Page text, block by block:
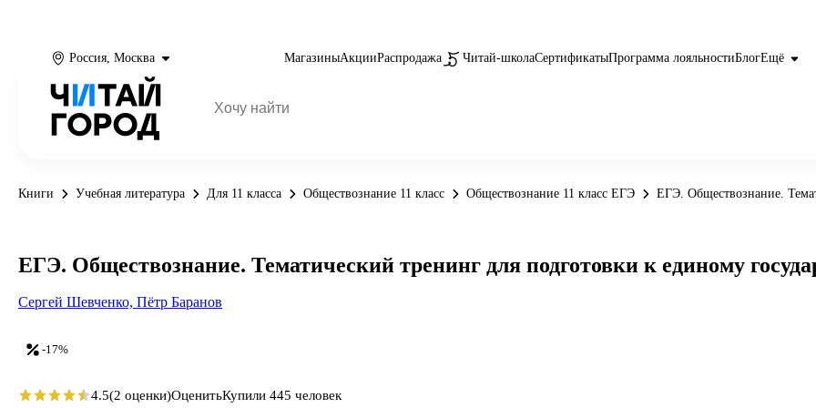
Россия, Москва МагазиныАкцииРаспродажа Читай-школаСертификатыПрограмма лояльностиБлогЕщё
Книги Учебная литература Для 11 класса Обществознание 11 класс Обществознание 11 класс ЕГЭ ЕГЭ. Обществознание.
-17%
ЕГЭ. Обществознание. Тематический тренинг для подготовки к единому
Сергей Шевченко, Пётр Баранов
4.5(2 оценки)ОценитьКупили 445 человек